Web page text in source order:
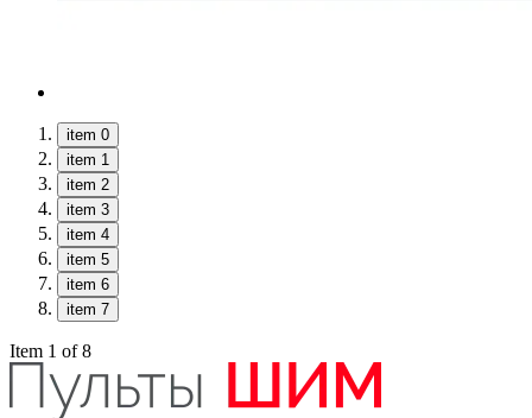
item 0
item 1
item 2
item 3
item 4
item 5
item 6
item 7
Item 1 of 8